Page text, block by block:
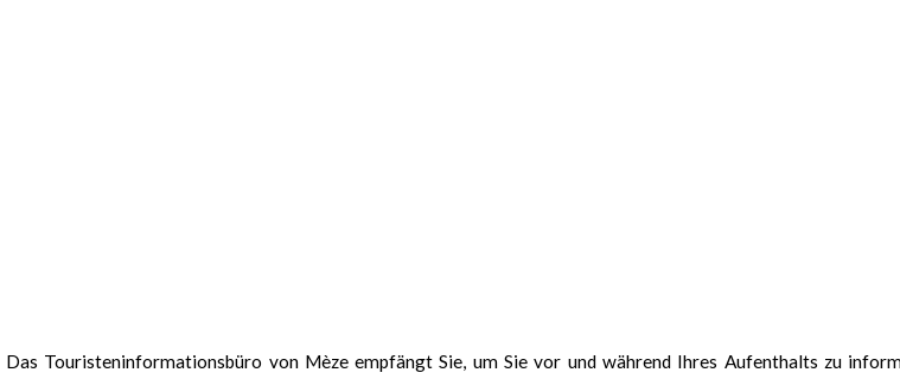
Präsentation
Das Touristeninformationsbüro von Mèze empfängt Sie, um Sie vor und während Ihres Aufenthalts zu